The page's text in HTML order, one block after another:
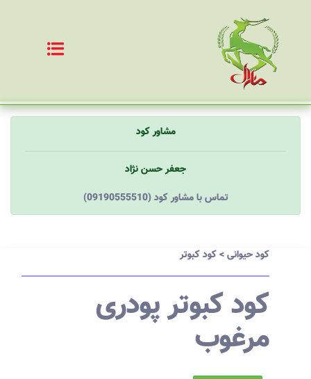
مشاور کود
جعفر حسن نژاد
(09190555510) تماس با مشاور کود
کود حیوانی>کود کبوتر
کود کبوتر پودری
مرغوب